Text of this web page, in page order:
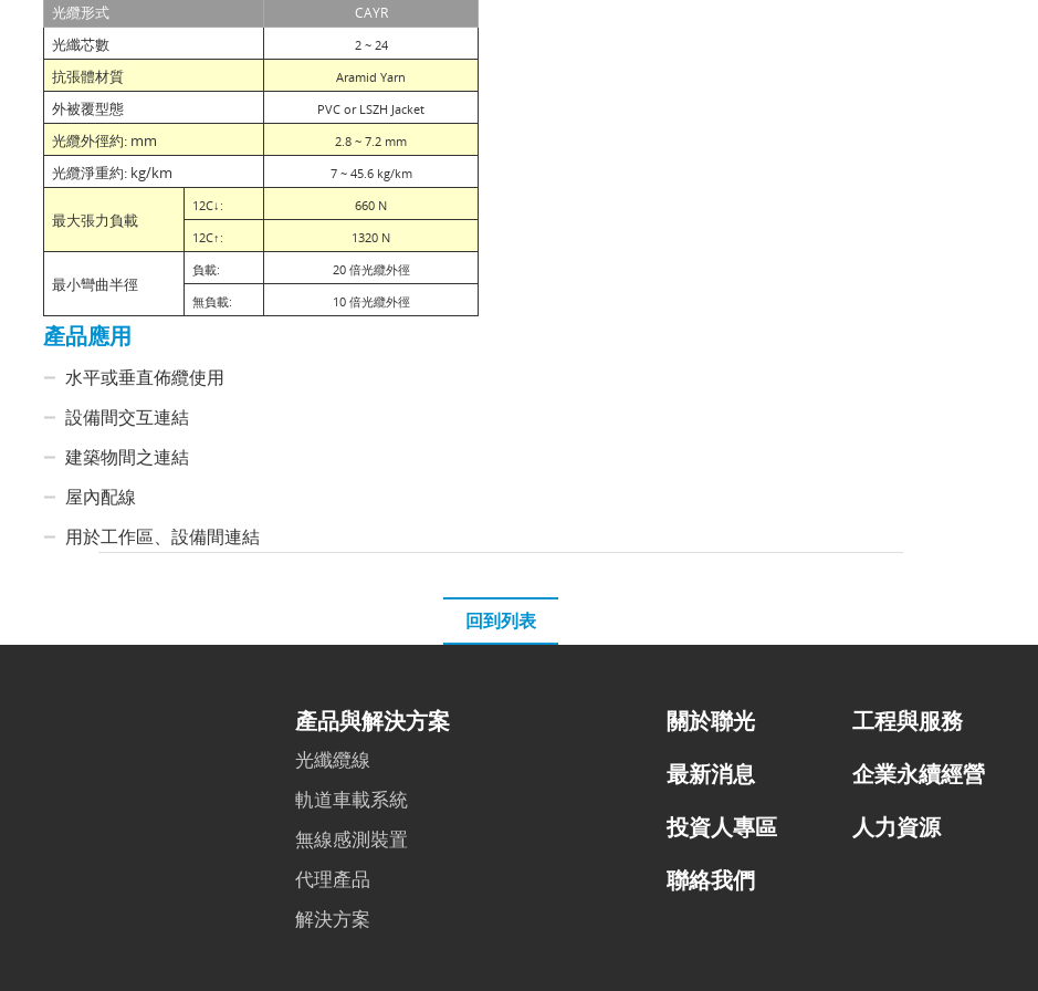
光纜形式 CAYR
光纖芯數 2 ~ 24
抗張體材質 Aramid Yarn
外被覆型態 PVC or LSZH Jacket
光纜外徑約: mm 2.8 ~ 7.2 mm
光纜淨重約: kg/km 7 ~ 45.6 kg/km
最大張力負載
12C↓: 660 N
12C↑: 1320 N
最小彎曲半徑
負載: 20 倍光纜外徑
無負載: 10 倍光纜外徑
產品應用
水平或垂直佈纜使用
設備間交互連結
建築物間之連結
屋內配線
用於工作區、設備間連結
回到列表
產品與解決方案
光纖纜線
軌道車載系統
無線感測裝置
代理產品
解決方案
關於聯光
工程與服務
最新消息
企業永續經營
投資人專區
人力資源
聯絡我們